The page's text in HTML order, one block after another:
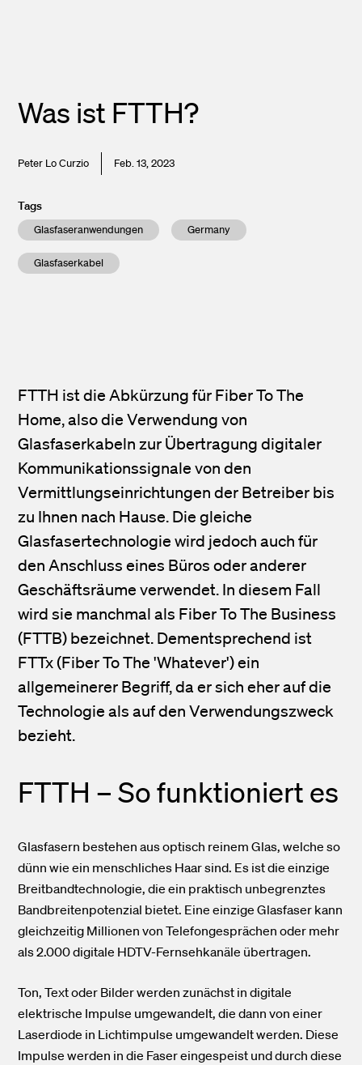
Was ist FTTH?
Peter Lo Curzio Feb. 13, 2023
Tags
Glasfaseranwendungen Germany
Glasfaserkabel
FTTH ist die Abkürzung für Fiber To The
Home, also die Verwendung von
Glasfaserkabeln zur Übertragung digitaler
Kommunikationssignale von den
Vermittlungseinrichtungen der Betreiber bis
zu Ihnen nach Hause. Die gleiche
Glasfasertechnologie wird jedoch auch für
den Anschluss eines Büros oder anderer
Geschäftsräume verwendet. In diesem Fall
wird sie manchmal als Fiber To The Business
(FTTB) bezeichnet. Dementsprechend ist
FTTx (Fiber To The 'Whatever') ein
allgemeinerer Begriff, da er sich eher auf die
Technologie als auf den Verwendungszweck
bezieht.
FTTH – So funktioniert es
Glasfasern bestehen aus optisch reinem Glas, welche so
dünn wie ein menschliches Haar sind. Es ist die einzige
Breitbandtechnologie, die ein praktisch unbegrenztes
Bandbreitenpotenzial bietet. Eine einzige Glasfaser kann
gleichzeitig Millionen von Telefongesprächen oder mehr
als 2.000 digitale HDTV-Fernsehkanäle übertragen.
Ton, Text oder Bilder werden zunächst in digitale
elektrische Impulse umgewandelt, die dann von einer
Laserdiode in Lichtimpulse umgewandelt werden. Diese
Impulse werden in die Faser eingespeist und durch diese